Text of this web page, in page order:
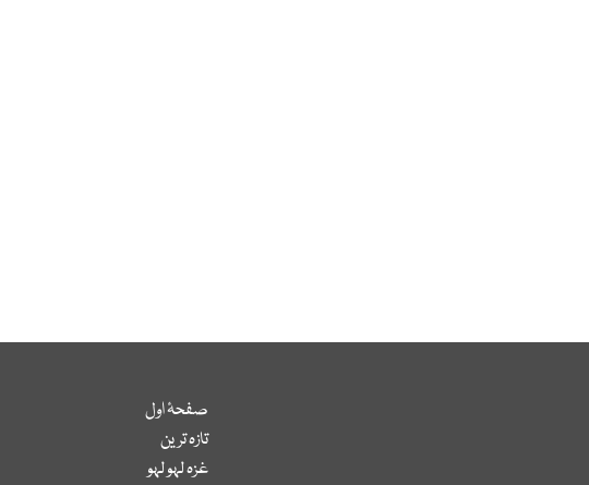
صفحۂ اول
تازہ ترین
غزہ لہو لہو